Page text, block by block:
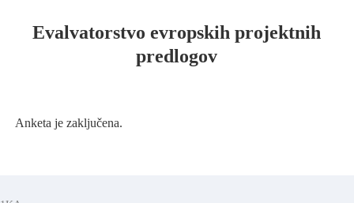
Evalvatorstvo evropskih projektnih
predlogov
Anketa je zaključena.